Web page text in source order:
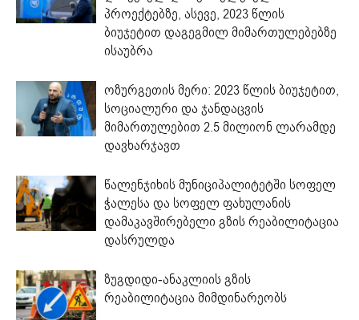
პროექტებზე, ასევე, 2023 წლის
ბიუჯეტით დაგეგმილ მიმართულებებზე
ისაუბრა
ოზურგეთის მერი: 2023 წლის ბიუჯეტით,
სოციალური და ჯანდაცვის
მიმართულებით 2.5 მილიონ ლარამდე
დავხარჯავთ
წალენჯიხის მუნიციპალიტეტში სოფელ
ჭალესა და სოფელ ფახულანის
დამაკავშირებელი გზის რეაბილიტაცია
დასრულდა
ზუგდიდი-ანაკლიის გზის
რეაბილიტაცია მიმდინარეობს